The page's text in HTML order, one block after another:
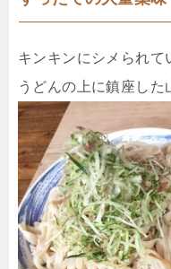
キンキンにシメられて
うどんの上に鎮座し